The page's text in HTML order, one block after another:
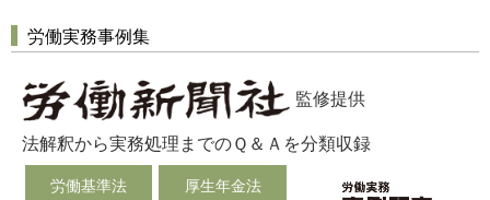
労働実務事例集
監修提供
法解釈から実務処理までのＱ＆Ａを分類収録
労働基準法 厚生年金法